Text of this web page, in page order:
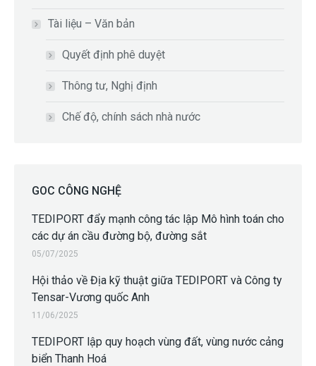
Tài liệu – Văn bản
Quyết định phê duyệt
Thông tư, Nghị định
Chế độ, chính sách nhà nước
GOC CÔNG NGHỆ
TEDIPORT đẩy mạnh công tác lập Mô hình toán cho
các dự án cầu đường bộ, đường sắt
05/07/2025
Hội thảo về Địa kỹ thuật giữa TEDIPORT và Công ty
Tensar-Vương quốc Anh
11/06/2025
TEDIPORT lập quy hoạch vùng đất, vùng nước cảng
biển Thanh Hoá